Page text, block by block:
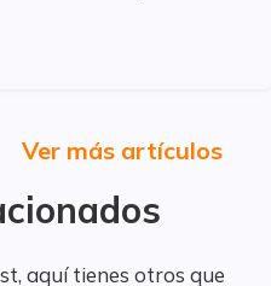
Ver más artículos
aquí tienes otros que